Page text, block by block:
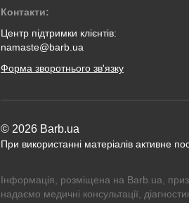
Контакти:
Центр підтримки клієнтів:
namaste@barb.ua
Форма зворотнього зв'язку
© 2026 Barb.ua
При використанні матеріалів активне
Інформація, розміщена на Barb.ua,
надаємо медичні консультації,